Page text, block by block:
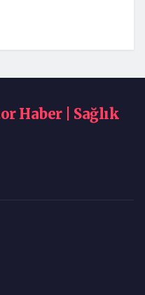
Haber | Sağlık